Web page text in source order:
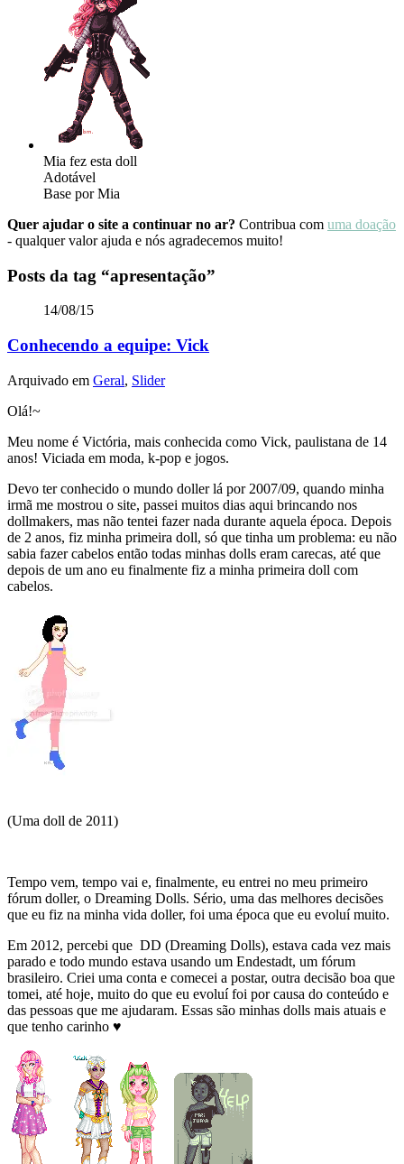
Mia fez esta doll
Adotável
Base por Mia
Quer ajudar o site a continuar no ar? Contribua com uma doação
- qualquer valor ajuda e nós agradecemos muito!
Posts da tag “apresentação”
14/08/15
Conhecendo a equipe: Vick
Arquivado em Geral, Slider
Olá!~
Meu nome é Victória, mais conhecida como Vick, paulistana de 14
anos! Viciada em moda, k-pop e jogos.
Devo ter conhecido o mundo doller lá por 2007/09, quando minha
irmã me mostrou o site, passei muitos dias aqui brincando nos
dollmakers, mas não tentei fazer nada durante aquela época. Depois
de 2 anos, fiz minha primeira doll, só que tinha um problema: eu não
sabia fazer cabelos então todas minhas dolls eram carecas, até que
depois de um ano eu finalmente fiz a minha primeira doll com
cabelos.
(Uma doll de 2011)
Tempo vem, tempo vai e, finalmente, eu entrei no meu primeiro
fórum doller, o Dreaming Dolls. Sério, uma das melhores decisões
que eu fiz na minha vida doller, foi uma época que eu evoluí muito.
Em 2012, percebi que DD (Dreaming Dolls), estava cada vez mais
parado e todo mundo estava usando um Endestadt, um fórum
brasileiro. Criei uma conta e comecei a postar, outra decisão boa que
tomei, até hoje, muito do que eu evoluí foi por causa do conteúdo e
das pessoas que me ajudaram. Essas são minhas dolls mais atuais e
que tenho carinho ♥